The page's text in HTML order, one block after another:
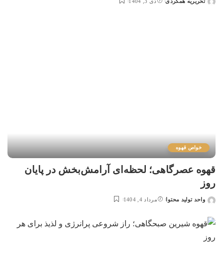
خواص قهوه
قهوه عصرگاهی؛ لحظه‌ای آرامش‌بخش در پایان
روز
واحد تولید محتوا مرداد 4, 1404